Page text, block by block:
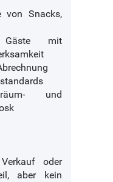
von Snacks,
mit
und
oder
aber kein